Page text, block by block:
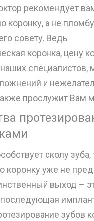
рекомендует
коронку, а не
совету. Ведь
коронка, цену
специалистов,
и
прослужит Вам
сколу зуба,
коронку уже не
выход –
последующая
зубов